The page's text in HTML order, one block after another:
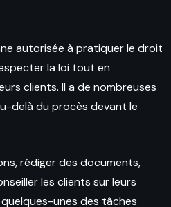
autorisée à pratiquer le droit
la loi tout en
clients. Il a de nombreuses
delà du procès devant le
rédiger des documents,
les clients sur leurs
unes des tâches